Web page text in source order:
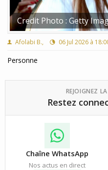
Credit Photo : Getty
Afolabi B., 06 Jul 2026 à
Personne
REJOIGNEZ
Restez
Chaîne WhatsApp
Nos actus en direct